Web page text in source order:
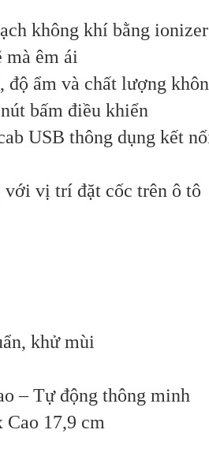
không khí bằng
mà êm ái
ẩm và chất lượng
bấm điều khiển
USB thông dụng kết
vị trí đặt cốc trên ô tô
khử mùi
– Tự động thông minh
17,9 cm